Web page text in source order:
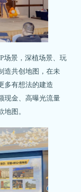
景，深植场景、玩
造共创地图，在未
多有想法的建造
现金、高曝光流量
图。
信：网易荒野行动